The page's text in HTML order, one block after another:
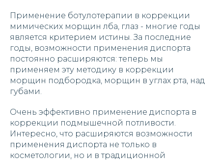
Применение ботулотерапии в коррекции
мимических морщин лба, глаз - многие годы
является критерием истины. За последние
годы, возможности применения диспорта
постоянно расширяются: теперь мы
применяем эту методику в коррекции
морщин подбородка, морщин в углах рта, над
губами.
Очень эффективно применение диспорта в
коррекции подмышечной потливости.
Интересно, что расширяются возможности
применения диспорта не только в
косметологии, но и в традиционной